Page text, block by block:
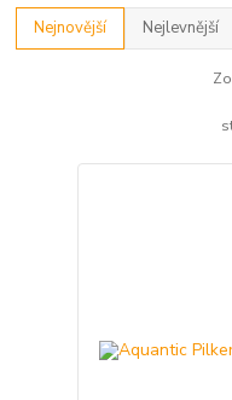
Nejnovější Nejlevnější